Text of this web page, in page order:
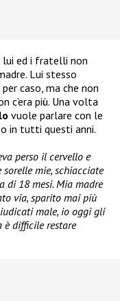
ed i fratelli non
Lui stesso
caso, ma che non
c’era più. Una volta
vuole parlare con le
in tutti questi anni.
perso il cervello e
mie, schiacciate
di 18 mesi. Mia madre
via, sparito mai più
male, io oggi gli
è difficile restare